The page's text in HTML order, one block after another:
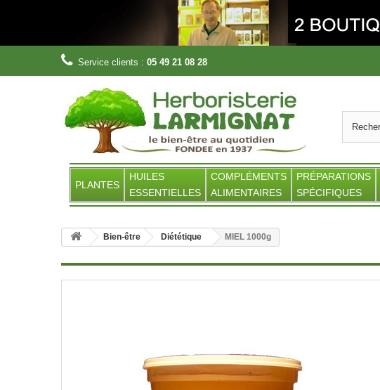
Service clients : 05 49 21 08 28
PLANTES
HUILES
ESSENTIELLES
COMPLÉMENTS
ALIMENTAIRES
PRÉPARATIONS
SPÉCIFIQUES
Bien-être Diététique MIEL 1000g